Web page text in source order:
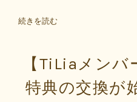
続きを読む
【TiLiaメンバ
特典の交換が